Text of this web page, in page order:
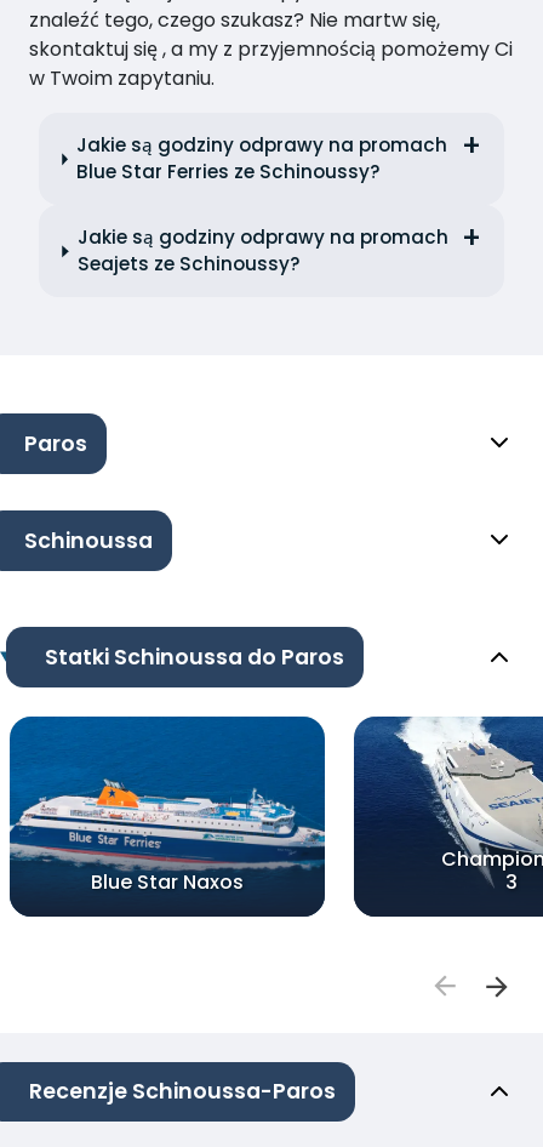
znaleźć tego, czego szukasz? Nie martw się,
skontaktuj się , a my z przyjemnością pomożemy Ci
w Twoim zapytaniu.
Jakie są godziny odprawy na promach
Blue Star Ferries ze Schinoussy?
Jakie są godziny odprawy na promach
Seajets ze Schinoussy?
Paros
Schinoussa
Statki Schinoussa do Paros
Blue Star Naxos
3
Recenzje Schinoussa-Paros